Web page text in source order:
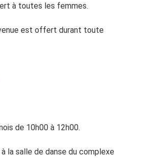
à toutes les femmes.
est offert durant toute
de 10h00 à 12h00.
la salle de danse du complexe